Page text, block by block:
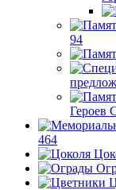
94
Героев
464